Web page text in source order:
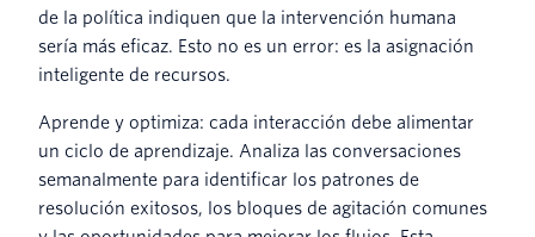
de la política indiquen que la intervención humana
sería más eficaz. Esto no es un error: es la asignación
inteligente de recursos.
Aprende y optimiza: cada interacción debe alimentar
un ciclo de aprendizaje. Analiza las conversaciones
semanalmente para identificar los patrones de
resolución exitosos, los bloques de agitación comunes